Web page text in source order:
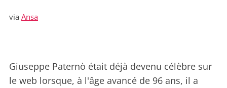
via Ansa
Giuseppe Paternò était déjà devenu célèbre sur
le web lorsque, à l'âge avancé de 96 ans, il a